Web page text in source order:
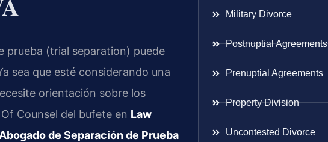
prueba (trial separation) puede
sea que esté considerando una
orientación sobre los
Counsel del bufete en Law
Abogado de Separación de Prueba
Military Divorce
Postnuptial Agreements
Prenuptial Agreements
Property Division
Uncontested Divorce